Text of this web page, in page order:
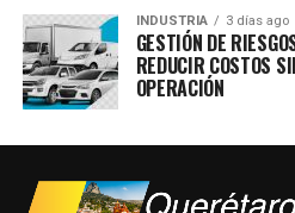
INDUSTRIA 3 días ago
GESTIÓN DE
REDUCIR COSTOS
OPERACIÓN